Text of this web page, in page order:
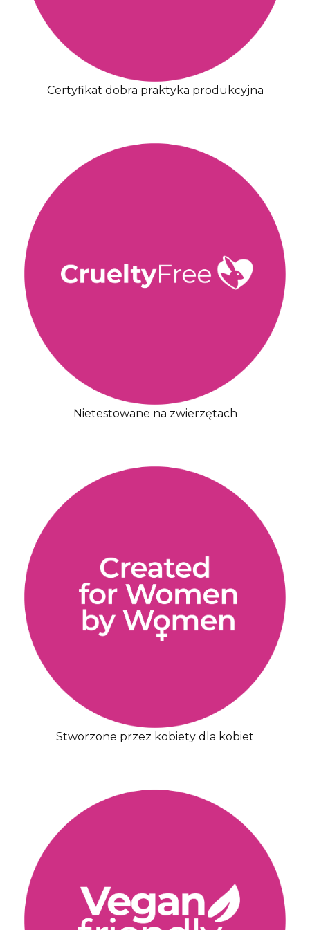
Certyfikat dobra praktyka produkcyjna
Nietestowane na zwierzętach
Stworzone przez kobiety dla kobiet